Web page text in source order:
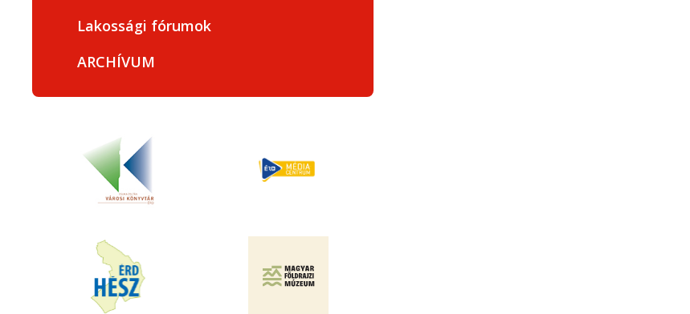
Lakossági fórumok
ARCHÍVUM